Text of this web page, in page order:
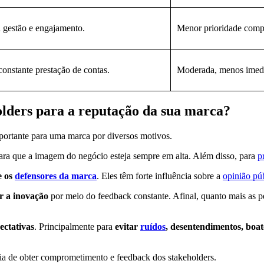
e engajamento. Menor prioridade
prestação de contas. Moderada, menos
para a reputação da sua marca?
para uma marca por diversos motivos.
que a imagem do negócio esteja sempre em alta. Além disso, para
os defensores da marca. Eles têm forte influência sobre a opinião
a inovação por meio do feedback constante. Afinal, quanto mais as
. Principalmente para evitar ruídos, desentendimentos,
de obter comprometimento e feedback dos stakeholders.